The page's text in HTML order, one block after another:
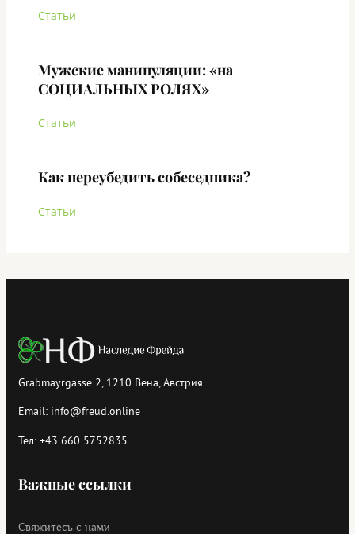
Статьи
Мужские манипуляции: «на
СОЦИАЛЬНЫХ РОЛЯХ»
Статьи
Как переубедить собеседника?
Статьи
Grabmayrgasse 2, 1210 Вена, Австрия
Email: info@freud.online
Тел: +43 660 5752835
Важные ссылки
Свяжитесь с нами